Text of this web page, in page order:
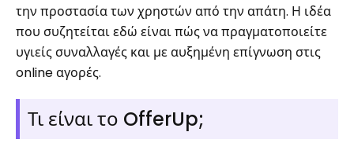
την προστασία των χρηστών από την απάτη. Η ιδέα
που συζητείται εδώ είναι πώς να πραγματοποιείτε
υγιείς συναλλαγές και με αυξημένη επίγνωση στις
online αγορές.
Τι είναι το OfferUp;